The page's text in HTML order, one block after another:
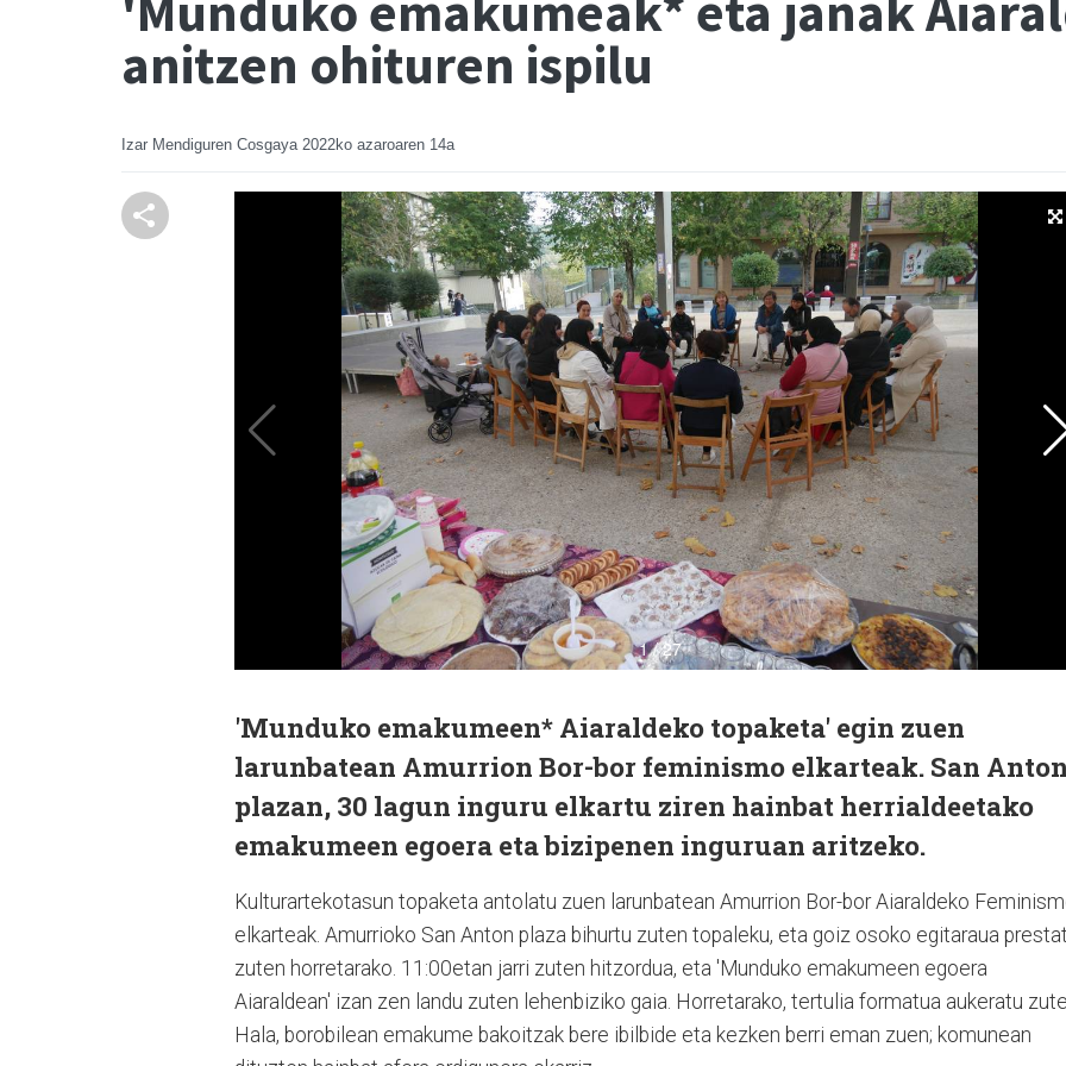
anitzen ohituren ispilu
Izar Mendiguren Cosgaya 2022ko azaroaren 14a
'Munduko emakumeen* Aiaraldeko topaketa' egin zuen
larunbatean Amurrion Bor-bor feminismo elkarteak. San Anton
plazan, 30 lagun inguru elkartu ziren hainbat herrialdeetako
emakumeen egoera eta bizipenen inguruan aritzeko.
Kulturartekotasun topaketa antolatu zuen larunbatean Amurrion Bor-bor Aiaraldeko
elkarteak. Amurrioko San Anton plaza bihurtu zuten topaleku, eta goiz osoko egitaraua
zuten horretarako. 11:00etan jarri zuten hitzordua, eta 'Munduko emakumeen egoera
Aiaraldean' izan zen landu zuten lehenbiziko gaia. Horretarako, tertulia formatua aukeratu
Hala, borobilean emakume bakoitzak bere ibilbide eta kezken berri eman zuen; komunean